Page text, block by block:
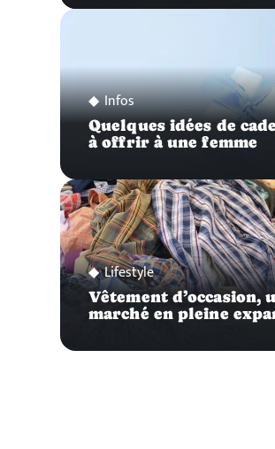
Infos
Quelques idées de
à offrir à une femme
Lifestyle
Vêtement d’occasion,
marché en pleine